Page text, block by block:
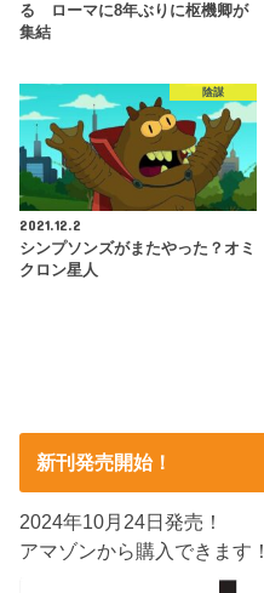
る ローマに8年ぶりに枢機卿が
集結
陰謀
2021.12.2
シンプソンズがまたやった？オミ
クロン星人
新刊発売開始！
2024年10月24日発売！
アマゾンから購入できます！